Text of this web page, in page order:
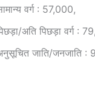
वर्ग : 57,000,
अति पिछड़ा वर्ग :
जाति/जनजाति :